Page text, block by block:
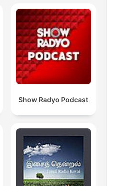
Show Radyo Podcast